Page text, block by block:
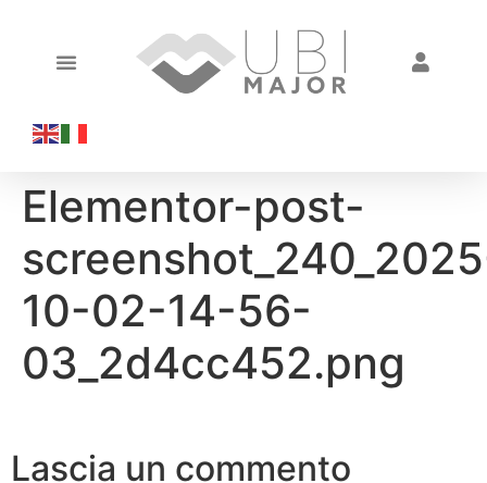
Elementor-post-
10-02-14-56-
03_2d4cc452.png
Lascia un commento